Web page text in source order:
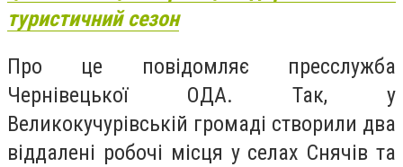
туристичний сезон
Про це повідомляє пресслужба
Чернівецької ОДА. Так, у
Великокучурівській громаді створили два
віддалені робочі місця у селах Снячів та